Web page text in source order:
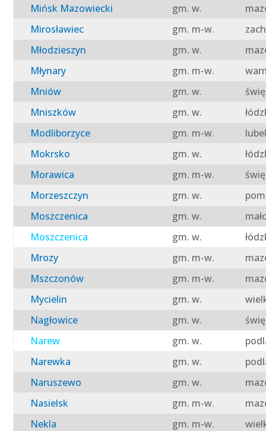
Mińsk Mazowiecki
gm. w.
Mirosławiec
gm. m-w.
Młodzieszyn
gm. w.
Młynary
gm. m-w.
Mniów
gm. w.
Mniszków
gm. w.
Modliborzyce
gm. m-w.
Mokrsko
gm. w.
Morawica
gm. m-w.
Morzeszczyn
gm. w.
Moszczenica
gm. w.
Moszczenica
gm. w.
Mrozy
gm. m-w.
Mszczonów
gm. m-w.
Mycielin
gm. w.
Nagłowice
gm. w.
Narew
gm. w.
Narewka
gm. w.
Naruszewo
gm. w.
Nasielsk
gm. m-w.
Nekla
gm. m-w.